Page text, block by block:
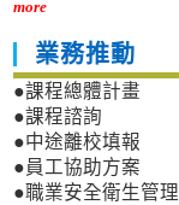
more
業務推動
●課程總體計畫
●課程諮詢
●中途離校填報
●員工協助方案
●職業安全衛生管理